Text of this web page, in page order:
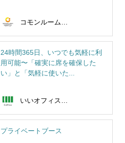
24時間365日、いつでも気軽に利
用可能〜「確実に席を確保した
い」と「気軽に使いた...
プライベートブース